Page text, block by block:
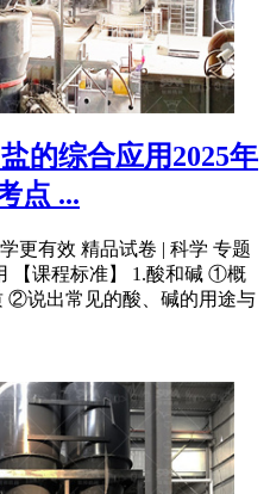
的综合应用2025年
点 ...
更有效 精品试卷 | 科学 专题
【课程标准】 1.酸和碱 ①概
②说出常见的酸、碱的用途与